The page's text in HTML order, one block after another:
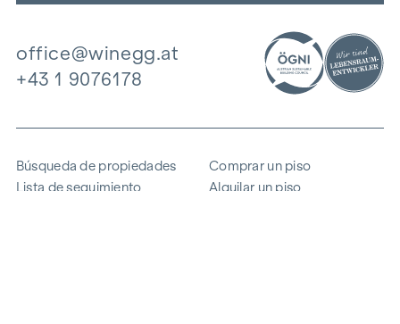
office@winegg.at
+43 1 9076178
Búsqueda de propiedades
Lista de seguimiento
Comprar un piso
Alquilar un piso